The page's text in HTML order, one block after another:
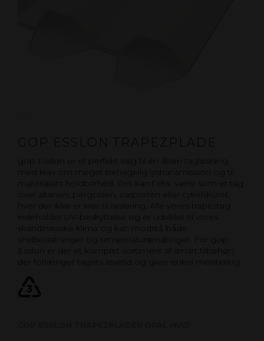
GOP ESSLON TRAPEZPLADE
gop Esslon er et perfekt valg til en åben tagløsning
med krav om meget behagelig lystransmission og til
materialets holdbarhed. Det kan f.eks. være som et tag
over altanen, pergolaen, carporten eller cykelskuret,
hvor der ikke er krav til isolering. Alle vores trapeztag
indeholder UV-beskyttelse og er udviklet til vores
skandinaviske klima og kan modstå både
snebelastninger og temperaturændringer. For gop
Esslon er der et komplet sortiment af smart tilbehør,
der forlænger tagets levetid og giver enkel montering.